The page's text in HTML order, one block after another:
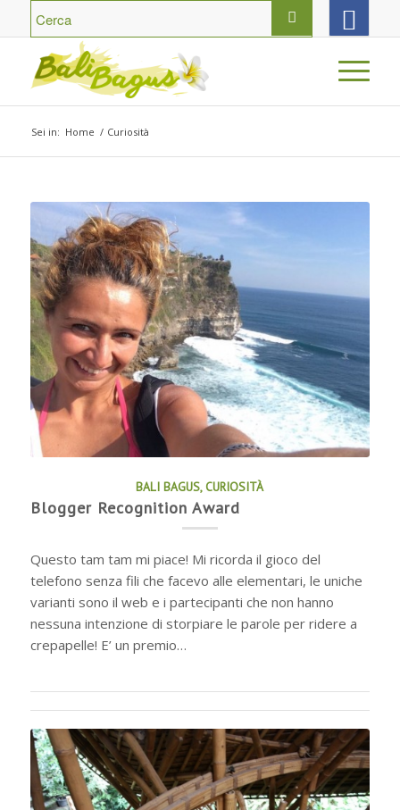
Sei in: Home / Curiosità
BALI BAGUS,CURIOSITÀ
Blogger Recognition Award
Questo tam tam mi piace! Mi ricorda il gioco del
telefono senza fili che facevo alle elementari, le uniche
varianti sono il web e i partecipanti che non hanno
nessuna intenzione di storpiare le parole per ridere a
crepapelle! E’ un premio…